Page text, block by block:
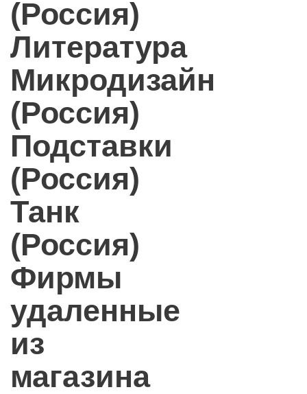
(Россия)
Литература
Микродизайн
(Россия)
Подставки
(Россия)
Танк
(Россия)
Фирмы
удаленные
из
магазина